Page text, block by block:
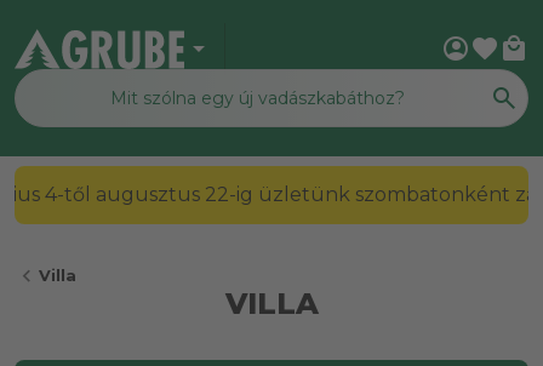
arrow_drop_down account_circlefavorite local_mall
2026. július 4-től augusztus 22-ig üzletünk
chevron_left Villa
VILLA